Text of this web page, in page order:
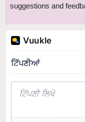
suggestions and